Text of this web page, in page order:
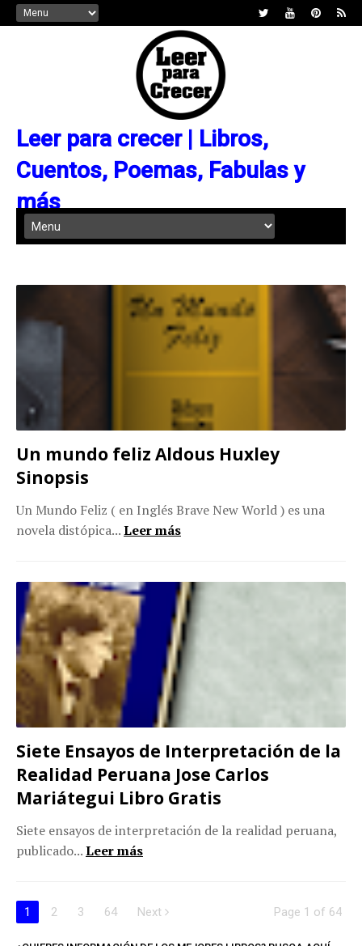
Leer para crecer | Libros,
Cuentos, Poemas, Fabulas y
más
Un mundo feliz Aldous Huxley
Sinopsis
Un Mundo Feliz ( en Inglés Brave New World ) es una
novela distópica...Leer más
Siete Ensayos de Interpretación de la
Realidad Peruana Jose Carlos
Mariátegui Libro Gratis
Siete ensayos de interpretación de la realidad peruana,
publicado...Leer más
Page 1 of 64
1 2 3 64 Next